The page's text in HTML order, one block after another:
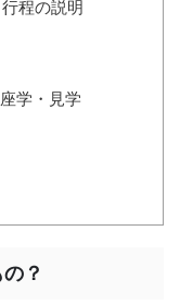
程の説明
学・見学
？